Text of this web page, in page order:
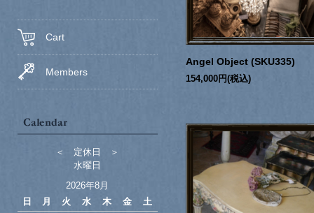
Cart
Members
＜ 定休日 ＞
水曜日
2026年8月
日
月 火 水 木 金
土
Angel Object (SKU335)
154,000円(税込)